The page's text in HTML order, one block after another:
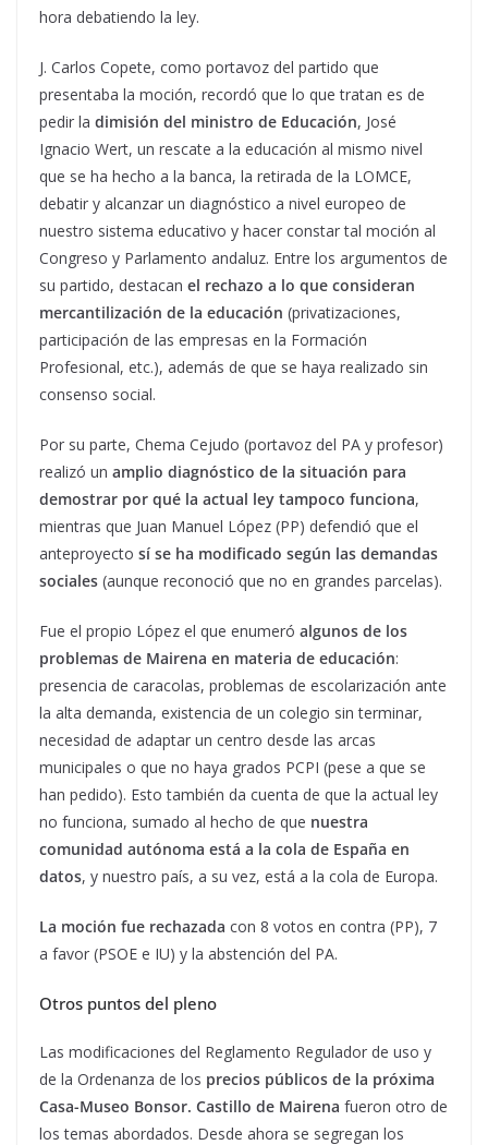
hora debatiendo la ley.
J. Carlos Copete, como portavoz del partido que
presentaba la moción, recordó que lo que tratan es de
pedir la dimisión del ministro de Educación, José
Ignacio Wert, un rescate a la educación al mismo nivel
que se ha hecho a la banca, la retirada de la LOMCE,
debatir y alcanzar un diagnóstico a nivel europeo de
nuestro sistema educativo y hacer constar tal moción al
Congreso y Parlamento andaluz. Entre los argumentos de
su partido, destacan el rechazo a lo que consideran
mercantilización de la educación (privatizaciones,
participación de las empresas en la Formación
Profesional, etc.), además de que se haya realizado sin
consenso social.
Por su parte, Chema Cejudo (portavoz del PA y profesor)
realizó un amplio diagnóstico de la situación para
demostrar por qué la actual ley tampoco funciona,
mientras que Juan Manuel López (PP) defendió que el
anteproyecto sí se ha modificado según las demandas
sociales (aunque reconoció que no en grandes parcelas).
Fue el propio López el que enumeró algunos de los
problemas de Mairena en materia de educación:
presencia de caracolas, problemas de escolarización ante
la alta demanda, existencia de un colegio sin terminar,
necesidad de adaptar un centro desde las arcas
municipales o que no haya grados PCPI (pese a que se
han pedido). Esto también da cuenta de que la actual ley
no funciona, sumado al hecho de que nuestra
comunidad autónoma está a la cola de España en
datos, y nuestro país, a su vez, está a la cola de Europa.
La moción fue rechazada con 8 votos en contra (PP), 7
a favor (PSOE e IU) y la abstención del PA.
Otros puntos del pleno
Las modificaciones del Reglamento Regulador de uso y
de la Ordenanza de los precios públicos de la próxima
Casa-Museo Bonsor. Castillo de Mairena fueron otro de
los temas abordados. Desde ahora se segregan los